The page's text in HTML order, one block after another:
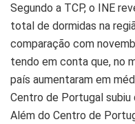
Segundo a TCP, o INE
total de dormidas na
comparação com
tendo em conta que, no
país aumentaram em
Centro de Portugal subiu
Além do Centro de